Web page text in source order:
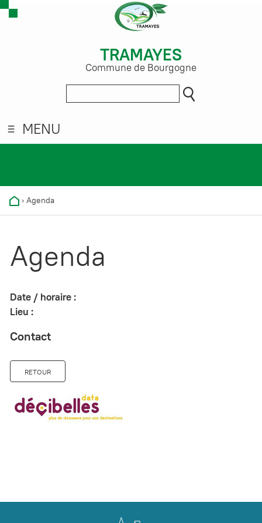
TRAMAYES
Commune de Bourgogne
MENU
› Agenda
Agenda
Date / horaire :
Lieu :
Contact
RETOUR